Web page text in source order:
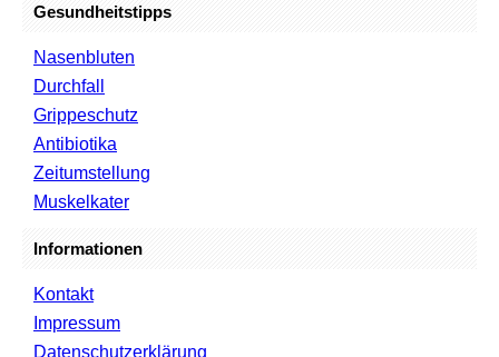
Gesundheitstipps
Nasenbluten
Durchfall
Grippeschutz
Antibiotika
Zeitumstellung
Muskelkater
Informationen
Kontakt
Impressum
Datenschutzerklärung